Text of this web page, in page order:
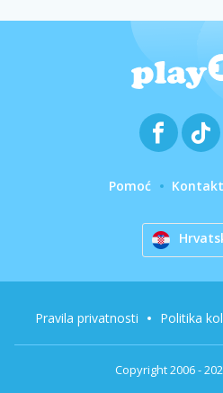
Pomoć Kontakt
Copyright 2006 -
Pravila privatnosti Politika